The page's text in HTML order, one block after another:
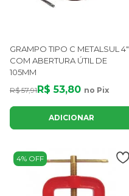
GRAMPO TIPO C METALSUL 4"
COM ABERTURA ÚTIL DE
105MM
R$ 57,91R$ 53,80 no Pix
ADICIONAR
4% OFF